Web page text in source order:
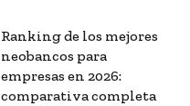
Ranking de los mejores
neobancos para
empresas en 2026:
comparativa completa